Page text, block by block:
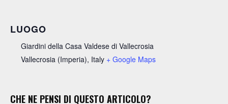
LUOGO
Giardini della Casa Valdese di Vallecrosia
Vallecrosia (Imperia), Italy + Google Maps
CHE NE PENSI DI QUESTO ARTICOLO?